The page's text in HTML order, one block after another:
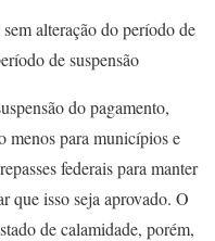
alteração do período de
de suspensão
do pagamento,
menos para municípios e
federais para manter
que isso seja aprovado. O
de calamidade, porém,